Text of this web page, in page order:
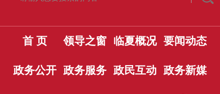
首 页 领导之窗 临夏概况 要闻动态
政务公开 政务服务 政民互动 政务新媒